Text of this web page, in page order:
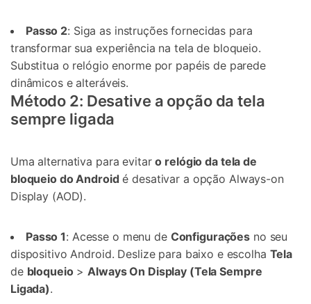
Passo 2: Siga as instruções fornecidas para
transformar sua experiência na tela de bloqueio.
Substitua o relógio enorme por papéis de parede
dinâmicos e alteráveis.
Método 2: Desative a opção da tela
sempre ligada
Uma alternativa para evitaro relógio da tela de
bloqueio do Android é desativar a opção Always-on
Display (AOD).
Passo 1: Acesse o menu de Configurações no seu
dispositivo Android. Deslize para baixo e escolha Tela
de bloqueio> Always On Display (Tela Sempre
Ligada).